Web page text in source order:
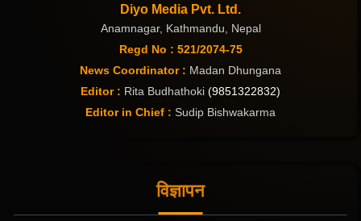
Diyo Media Pvt. Ltd.
Anamnagar, Kathmandu, Nepal
Regd No : 521/2074-75
News Coordinator : Madan Dhungana
Editor : Rita Budhathoki (9851322832)
Editor in Chief : Sudip Bishwakarma
विज्ञापन